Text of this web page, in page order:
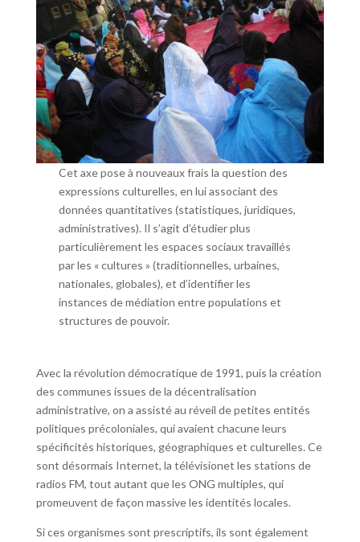
Cet axe pose à nouveaux frais la question des
expressions culturelles, en lui associant des
données quantitatives (statistiques, juridiques,
administratives). Il s’agit d’étudier plus
particulièrement les espaces sociaux travaillés
par les « cultures » (traditionnelles, urbaines,
nationales, globales), et d’identifier les
instances de médiation entre populations et
structures de pouvoir.
Avec la révolution démocratique de 1991, puis la création
des communes issues de la décentralisation
administrative, on a assisté au réveil de petites entités
politiques précoloniales, qui avaient chacune leurs
spécificités historiques, géographiques et culturelles. Ce
sont désormais Internet, la télévisionet les stations de
radios FM, tout autant que les ONG multiples, qui
promeuvent de façon massive les identités locales.
Si ces organismes sont prescriptifs, ils sont également